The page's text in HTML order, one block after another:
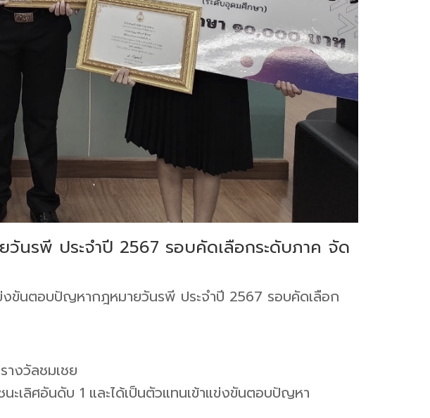
นรพี ประจำปี 2567 รอบคัดเลือกระดับภาค จัด
ขันตอบปัญหากฎหมายวันรพี ประจำปี 2567 รอบคัดเลือก
งวัลชมเชย
ลิศอันดับ 1 และได้เป็นตัวแทนเข้าแข่งขันตอบปัญหา